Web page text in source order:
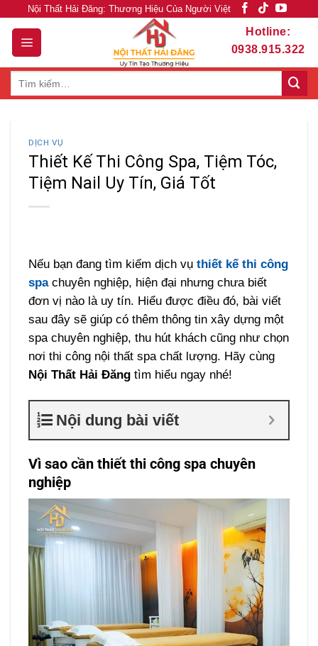
content
Nội Thất Hải Đăng: Thương Hiệu Của Người Việt
Hotline:
0938.915.322
DỊCH VỤ
Thiết Kế Thi Công Spa, Tiệm Tóc,
Tiệm Nail Uy Tín, Giá Tốt
Nếu bạn đang tìm kiếm dịch vụthiết kế thi công
spachuyên nghiệp, hiện đại nhưng chưa biết
đơn vị nào là uy tín. Hiểu được điều đó, bài viết
sau đây sẽ giúp có thêm thông tin xây dựng một
spa chuyên nghiệp, thu hút khách cũng như chọn
nơi thi công nội thất spa chất lượng. Hãy cùng
Nội Thất Hải Đăng tìm hiểu ngay nhé!
Nội dung bài viết
Vì sao cần thiết thi công spa chuyên
nghiệp